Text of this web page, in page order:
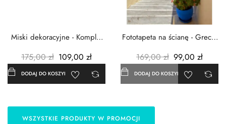
Miski dekoracyjne - Komplet
175,00 zł 109,00 zł
DODAJ DO KOSZYKA
Fototapeta na ścianę - Grecja
169,00 zł 99,00 zł
DODAJ DO KOSZYKA
WSZYSTKIE PRODUKTY W PROMOCJI